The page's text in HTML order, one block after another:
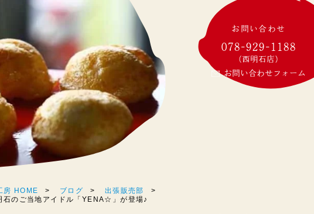
房 HOME ブログ
出張販売部
石のご当地アイドル「YENA☆」が登場♪
お問い合わせ
078-929-1188
(西明石店)
お問い合わせフォーム